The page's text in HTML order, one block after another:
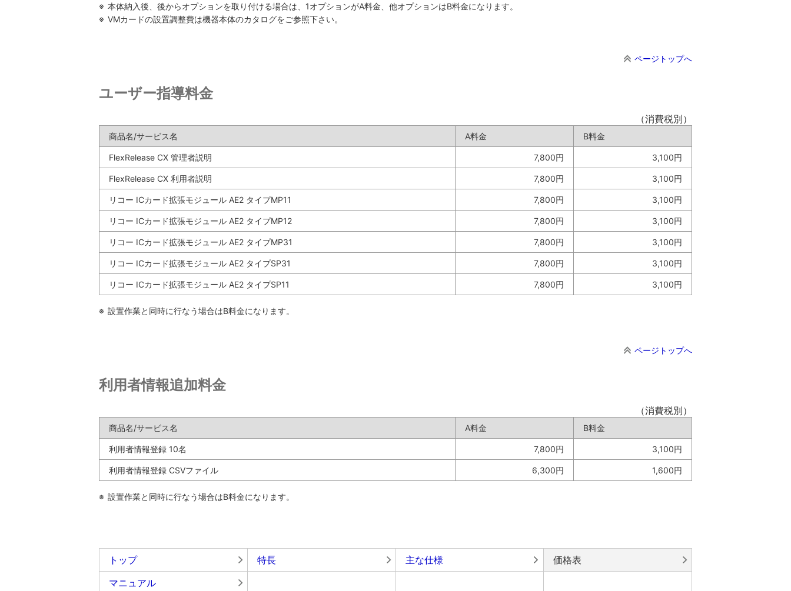
※ 本体納入後、後からオプションを取り付ける場合は、1オプションがA料金、他オプションはB料金になります。
※ VMカードの設置調整費は機器本体のカタログをご参照下さい。
ページトップへ
ユーザー指導料金
（消費税別）
商品名/サービス名 A料金 B料金
FlexRelease CX 管理者説明 7,800円 3,100円
FlexRelease CX 利用者説明 7,800円 3,100円
リコー ICカード拡張モジュール AE2 タイプMP11 7,800円 3,100円
リコー ICカード拡張モジュール AE2 タイプMP12 7,800円 3,100円
リコー ICカード拡張モジュール AE2 タイプMP31 7,800円 3,100円
リコー ICカード拡張モジュール AE2 タイプSP31 7,800円 3,100円
リコー ICカード拡張モジュール AE2 タイプSP11 7,800円 3,100円
※ 設置作業と同時に行なう場合はB料金になります。
ページトップへ
利用者情報追加料金
（消費税別）
商品名/サービス名 A料金 B料金
利用者情報登録 10名 7,800円 3,100円
利用者情報登録 CSVファイル 6,300円 1,600円
※ 設置作業と同時に行なう場合はB料金になります。
トップ 特長 主な仕様
価格表
マニュアル